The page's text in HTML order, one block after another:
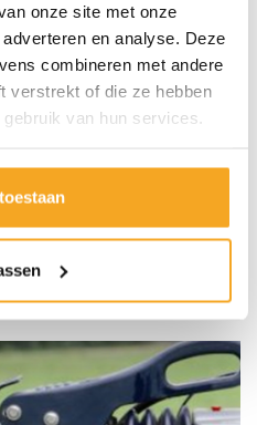
onze site met onze
en analyse. Deze
combineren met andere
verstrekt of die ze hebben
van hun services.
is het essentieel dat de
overeenkomt met die
Dealer adviseren over
namelijk op vele